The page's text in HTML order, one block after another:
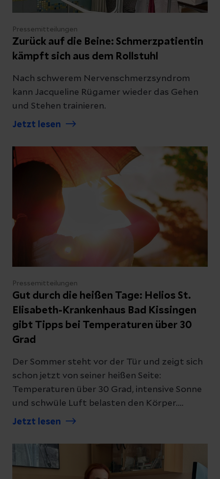
Pressemitteilungen
Zurück auf die Beine: Schmerzpatientin
kämpft sich aus dem Rollstuhl
Nach schwerem Nervenschmerzsyndrom
kann Jacqueline Rügamer wieder das Gehen
und Stehen trainieren.
Jetzt lesen
Pressemitteilungen
Gut durch die heißen Tage: Helios St.
Elisabeth-Krankenhaus Bad Kissingen
gibt Tipps bei Temperaturen über 30
Grad
Der Sommer steht vor der Tür und zeigt sich
schon jetzt von seiner heißen Seite:
Temperaturen über 30 Grad, intensive Sonne
und schwüle Luft belasten den Körper.
Besonders ältere Menschen, Kinder, chronisch
Freien arbeiten, sollten in den kommenden
Tagen aufmerksam sein. Das Helios St.
Elisabeth-Krankenhaus Bad Kissingen rät
Jetzt lesen